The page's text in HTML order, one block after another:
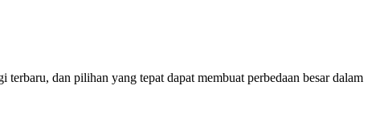
dan pilihan yang tepat dapat membuat perbedaan besar dalam